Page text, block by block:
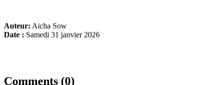
Auteur: Aicha Sow
Date : Samedi 31 janvier 2026
Comments (0)